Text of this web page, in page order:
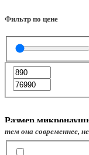
Фильтр по цене
Размер
тем она современнее,